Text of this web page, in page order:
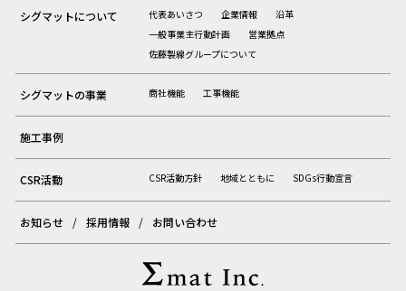
シグマットについて 代表あいさつ 企業情報
沿革
一般事業主行動計画
営業拠点
佐藤製線グループについて
シグマットの事業 商社機能 工事機能
施工事例
CSR活動 CSR活動方針 地域とともに SDGs行動宣言
お知らせ 採用情報 お問い合わせ